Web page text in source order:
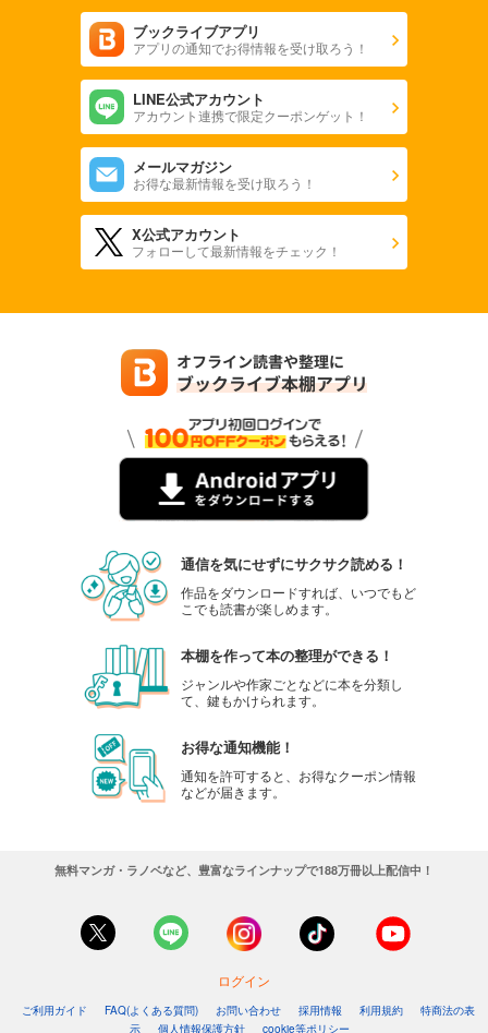
ブックライブアプリ
アプリの通知でお得情報を受け取ろう！
LINE公式アカウント
アカウント連携で限定クーポンゲット！
メールマガジン
お得な最新情報を受け取ろう！
X公式アカウント
フォローして最新情報をチェック！
通信を気にせずにサクサク読める！
作品をダウンロードすれば、いつでもど
こでも読書が楽しめます。
本棚を作って本の整理ができる！
ジャンルや作家ごとなどに本を分類し
て、鍵もかけられます。
お得な通知機能！
通知を許可すると、お得なクーポン情報
などが届きます。
無料マンガ・ラノベなど、豊富なラインナップで188万冊以上配信中！
ログイン
ご利用ガイド FAQ(よくある質問) お問い合わせ 採用情報 利用規約
特商法の表
示
個人情報保護方針 cookie等ポリシー